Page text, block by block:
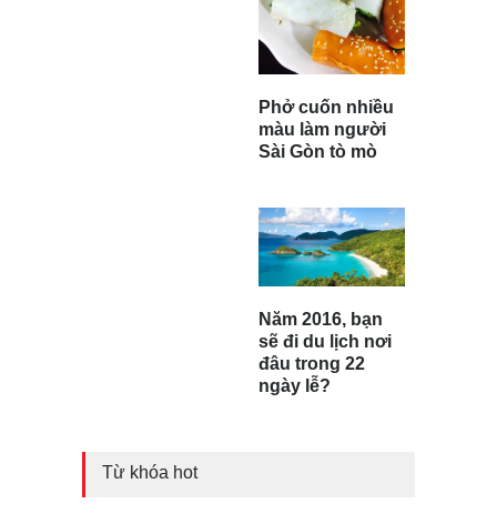
Phở cuốn nhiều
màu làm người
Sài Gòn tò mò
Năm 2016, bạn
sẽ đi du lịch nơi
đâu trong 22
ngày lễ?
Từ khóa hot